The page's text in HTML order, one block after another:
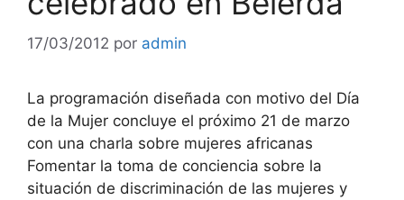
17/03/2012 por admin
La programación diseñada con motivo del Día
de la Mujer concluye el próximo 21 de marzo
con una charla sobre mujeres africanas
Fomentar la toma de conciencia sobre la
situación de discriminación de las mujeres y